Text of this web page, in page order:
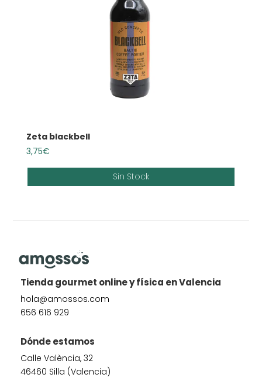
Zeta blackbell
3,75€
Sin Stock
Tienda gourmet online y física en Valencia
hola@amossos.com
656 616 929
Dónde estamos
Calle València, 32
46460 Silla (Valencia)